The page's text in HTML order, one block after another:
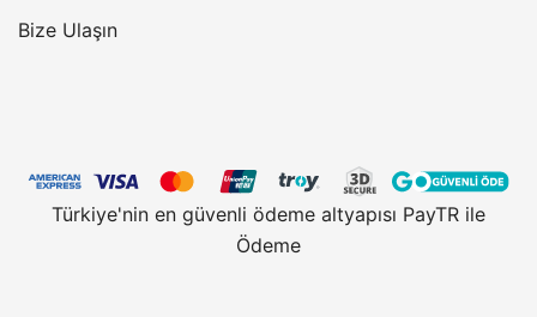
Bize Ulaşın
Türkiye'nin en güvenli ödeme altyapısı PayTR ile
Ödeme